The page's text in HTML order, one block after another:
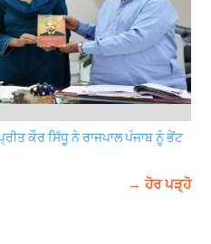
ਕੌਰ ਸਿੱਧੂ ਨੇ ਰਾਜਪਾਲ ਪੰਜਾਬ ਨੂੰ ਭੇਂਟ
→ ਹੋਰ ਪੜ੍ਹੋ